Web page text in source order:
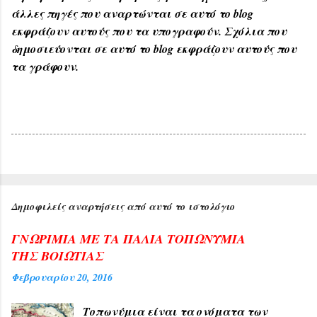
άλλες πηγές που αναρτώνται σε αυτό το blog
εκφράζουν αυτούς που τα υπογραφούν. Σχόλια που
δημοσιεύονται σε αυτό το blog εκφράζουν αυτούς που
τα γράφουν.
Δημοφιλείς αναρτήσεις από αυτό το ιστολόγιο
ΓΝΩΡΙΜΙΑ ΜΕ ΤΑ ΠΑΛΙΑ ΤΟΠΩΝΥΜΙΑ
ΤΗΣ ΒΟΙΩΤΙΑΣ
Φεβρουαρίου 20, 2016
Τοπωνύμια είναι τα ονόματα των